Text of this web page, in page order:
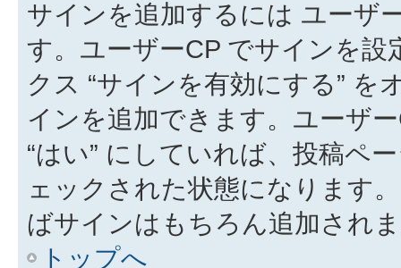
サインを追加するには ユーザ
す。ユーザーCP でサインを
クス “サインを有効にする” を
インを追加できます。ユーザ
“はい” にしていれば、投稿ペ
ェックされた状態になります
ばサインはもちろん追加され
トップへ